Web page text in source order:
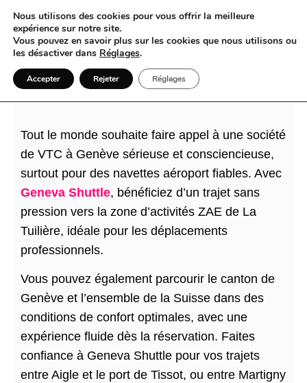
VTC Genève et navettes aéroport grand
Tout le monde souhaite faire appel à une société
de VTC à Genève sérieuse et consciencieuse,
surtout pour des navettes aéroport fiables. Avec
Geneva Shuttle, bénéficiez d’un trajet sans
pression vers la zone d’activités ZAE de La
Tuilière, idéale pour les déplacements
professionnels.
Vous pouvez également parcourir le canton de
Genève et l’ensemble de la Suisse dans des
conditions de confort optimales, avec une
expérience fluide dès la réservation. Faites
confiance à Geneva Shuttle pour vos trajets
entre Aigle et le port de Tissot, ou entre Martigny
Nous utilisons des cookies pour vous offrir la meilleure
expérience sur notre site.
Vous pouvez en savoir plus sur les cookies que nous utilisons ou
les désactiver dans Réglages.
Accepter Rejeter Réglages